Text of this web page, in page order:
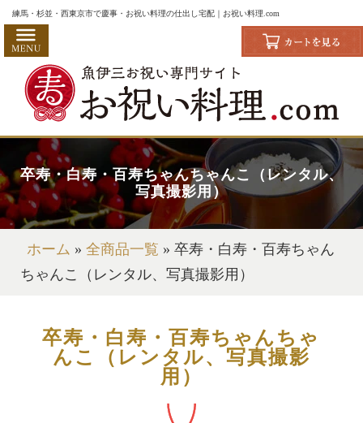
テ
キ
ッ
プ
練馬・杉並・西東京市で慶事・お祝い料理の仕出し宅配｜お祝い料理.com
HOME
慶事とは？
お祝い料理.comが選ばれる理由
配達エリア・注文方法
お祝いシーンから選ぶ
赤ちゃんのお祝い
お子様のお祝い
ご結婚のお祝い
長寿のお祝い
卒寿・白寿・百寿ちゃんちゃんこ（レンタル、
写真撮影用）
ホーム » 全商品一覧 » 卒寿・白寿・百寿ちゃん
ちゃんこ（レンタル、写真撮影用）
卒寿・白寿・百寿ちゃんちゃ
んこ（レンタル、写真撮影
用）